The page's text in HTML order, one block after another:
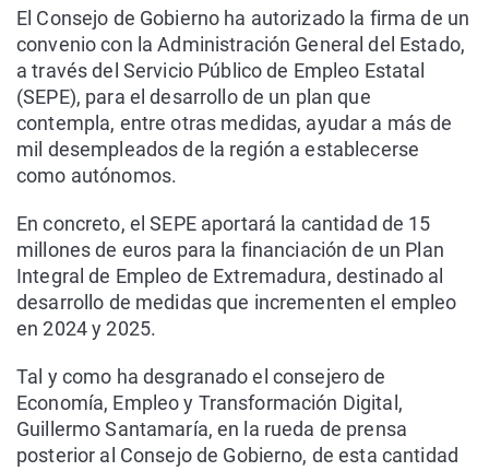
El Consejo de Gobierno ha autorizado la firma de un
convenio con la Administración General del Estado,
a través del Servicio Público de Empleo Estatal
(SEPE), para el desarrollo de un plan que
contempla, entre otras medidas, ayudar a más de
mil desempleados de la región a establecerse
como autónomos.
En concreto, el SEPE aportará la cantidad de 15
millones de euros para la financiación de un Plan
Integral de Empleo de Extremadura, destinado al
desarrollo de medidas que incrementen el empleo
en 2024 y 2025.
Tal y como ha desgranado el consejero de
Economía, Empleo y Transformación Digital,
Guillermo Santamaría, en la rueda de prensa
posterior al Consejo de Gobierno, de esta cantidad